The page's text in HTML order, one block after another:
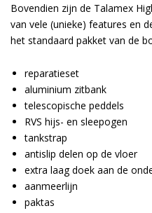
Bovendien zijn de Talamex
van vele (unieke) features en
het standaard pakket van de
reparatieset
aluminium zitbank
telescopische peddels
RVS hijs- en sleepogen
tankstrap
antislip delen op de vloer
extra laag doek aan de
aanmeerlijn
paktas